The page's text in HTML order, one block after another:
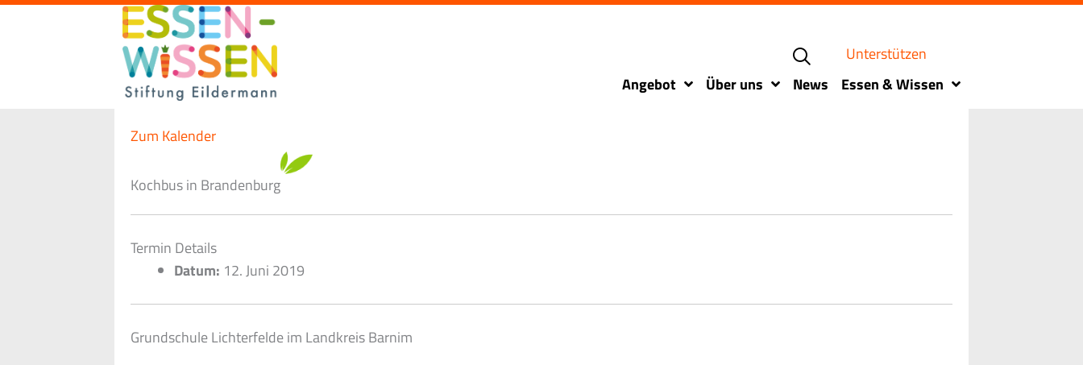
Zum
Unterstützen
Angebot
Über uns News Essen & Wissen
Zum Kalender
Kochbus in Brandenburg
Termin Details
Datum: 12. Juni 2019
Grundschule Lichterfelde im Landkreis Barnim